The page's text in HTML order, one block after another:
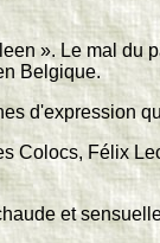
». Le mal du
Belgique.
d'expression
Colocs, Félix
et